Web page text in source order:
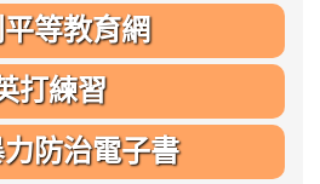
等教育網
打練習
防治電子書